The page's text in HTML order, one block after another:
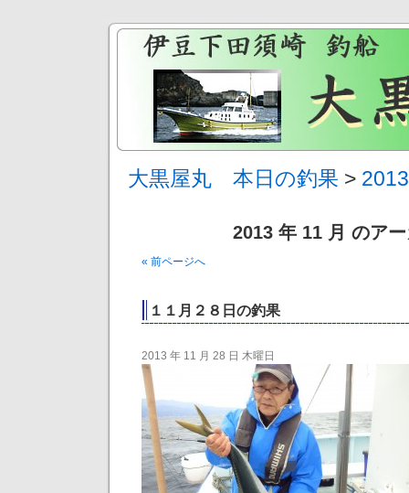
大黒屋丸 本日の釣果 >
2013 年 11 月 のア
« 前ページへ
１１月２８日の釣果
2013 年 11 月 28 日 木曜日